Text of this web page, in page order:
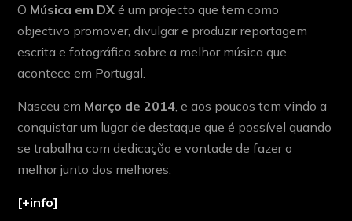
O Música em DX é um projecto que tem como
objectivo promover, divulgar e produzir reportagem
escrita e fotográfica sobre a melhor música que
acontece em Portugal.
Nasceu em Março de 2014 , e aos poucos tem vindo a
conquistar um lugar de destaque que é possível quando
se trabalha com dedicação e vontade de fazer o
melhor junto dos melhores.
[+info]